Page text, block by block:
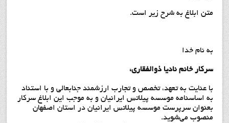
متن ابلاغ به شرح زیر است.
به نام خدا
سرکار خانم ناديا ذوالفقاري،
با عنایت به تعهد، تخصص و تجارب ارزشمند جنابعالی و با استناد
به اساسنامه موسسه پيلاتس ايرانيان و به موجب این ابلاغ سرکار
بعنوان سرپرست موسسه پيلاتس ايرانيان در استان اصفهان
منصوب می‌شوید.